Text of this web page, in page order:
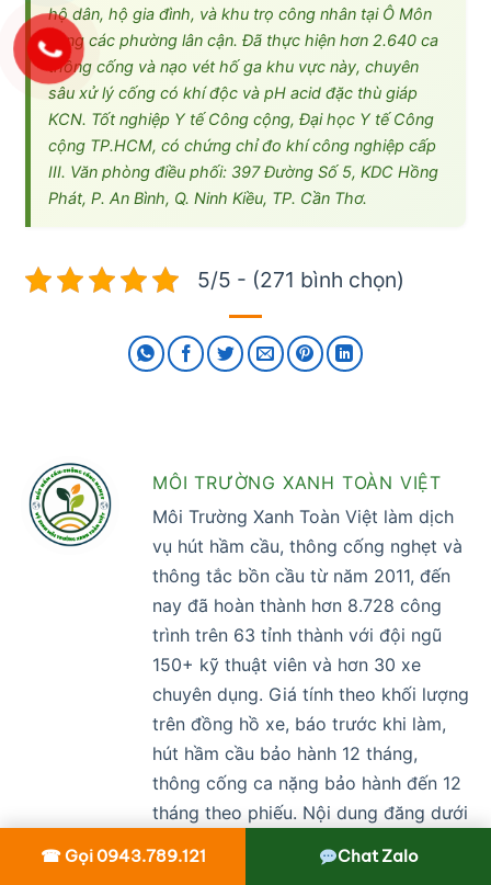
hộ dân, hộ gia đình, và khu trọ công nhân tại Ô Môn
cùng các phường lân cận. Đã thực hiện hơn 2.640 ca
thông cống và nạo vét hố ga khu vực này, chuyên
sâu xử lý cống có khí độc và pH acid đặc thù giáp
KCN. Tốt nghiệp Y tế Công cộng, Đại học Y tế Công
cộng TP.HCM, có chứng chỉ đo khí công nghiệp cấp
III. Văn phòng điều phối: 397 Đường Số 5, KDC Hồng
Phát, P. An Bình, Q. Ninh Kiều, TP. Cần Thơ.
5/5 - (271 bình chọn)
MÔI TRƯỜNG XANH TOÀN VIỆT
Môi Trường Xanh Toàn Việt làm dịch
vụ hút hầm cầu, thông cống nghẹt và
thông tắc bồn cầu từ năm 2011, đến
nay đã hoàn thành hơn 8.728 công
trình trên 63 tỉnh thành với đội ngũ
150+ kỹ thuật viên và hơn 30 xe
chuyên dụng. Giá tính theo khối lượng
trên đồng hồ xe, báo trước khi làm,
hút hầm cầu bảo hành 12 tháng,
thông cống ca nặng bảo hành đến 12
tháng theo phiếu. Nội dung đăng dưới
ty biên soạn và được giám đốc
☎ Gọi 0943.789.121 Chat Zalo